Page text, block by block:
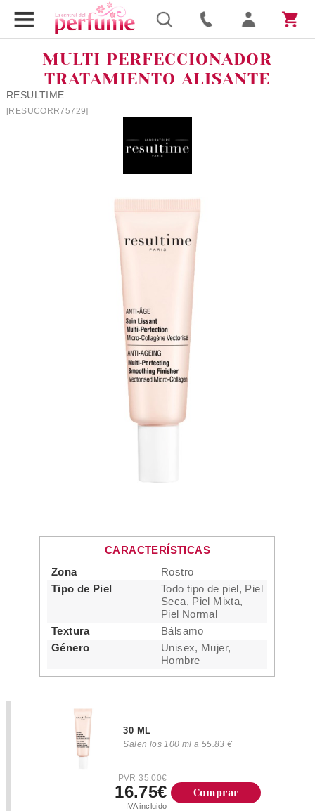
MULTI PERFECCIONADOR
TRATAMIENTO ALISANTE
RESULTIME
[RESUCORR75729]
CARACTERÍSTICAS
Zona
Rostro
Tipo de Piel
Todo tipo de piel, Piel
Seca, Piel Mixta,
Piel Normal
Textura
Bálsamo
Género
Unisex, Mujer,
Hombre
30 ML
Salen los 100 ml a 55.83 €
PVR 35.00€
16.75€
IVA incluido
Comprar